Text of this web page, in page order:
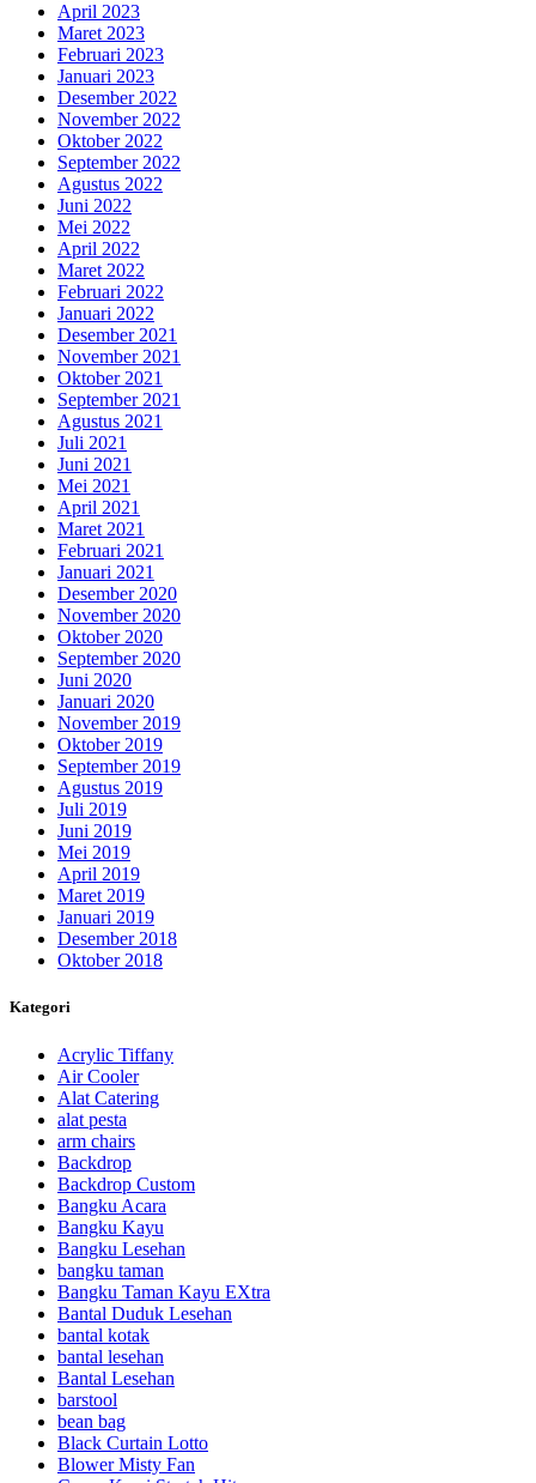
April 2023
Maret 2023
Februari 2023
Januari 2023
Desember 2022
November 2022
Oktober 2022
September 2022
Agustus 2022
Juni 2022
Mei 2022
April 2022
Maret 2022
Februari 2022
Januari 2022
Desember 2021
November 2021
Oktober 2021
September 2021
Agustus 2021
Juli 2021
Juni 2021
Mei 2021
April 2021
Maret 2021
Februari 2021
Januari 2021
Desember 2020
November 2020
Oktober 2020
September 2020
Juni 2020
Januari 2020
November 2019
Oktober 2019
September 2019
Agustus 2019
Juli 2019
Juni 2019
Mei 2019
April 2019
Maret 2019
Januari 2019
Desember 2018
Oktober 2018
Kategori
Acrylic Tiffany
Air Cooler
Alat Catering
alat pesta
arm chairs
Backdrop
Backdrop Custom
Bangku Acara
Bangku Kayu
Bangku Lesehan
bangku taman
Bangku Taman Kayu EXtra
Bantal Duduk Lesehan
bantal kotak
bantal lesehan
Bantal Lesehan
barstool
bean bag
Black Curtain Lotto
Blower Misty Fan